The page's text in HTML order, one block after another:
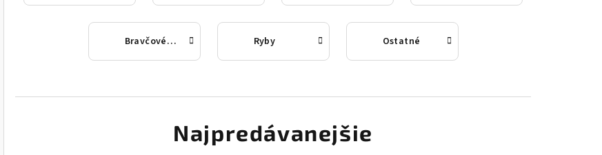
Bravčové mäso Ryby Ostatné
Najpredávanejšie